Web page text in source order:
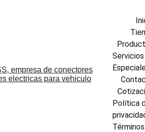
Servicios
Política